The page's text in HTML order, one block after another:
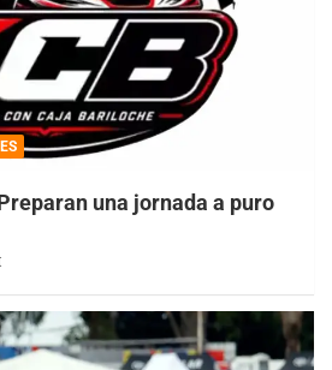
una jornada a puro